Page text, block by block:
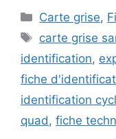
Catégories
Carte grise,
Étiquettes
carte grise
identification,
fiche
identification
quad , fiche